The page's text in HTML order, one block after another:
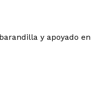
y apoyado en